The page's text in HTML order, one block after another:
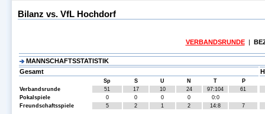
Bilanz vs. VfL Hochdorf
VERBANDSRUNDE|
MANNSCHAFTSSTATISTIK
Gesamt
Sp S U N T
P
Verbandsrunde
51 17 10 24 97:104
61
Pokalspiele
0 0 0 0
0:0
Freundschaftsspiele
5 2 1 2 14:8 7